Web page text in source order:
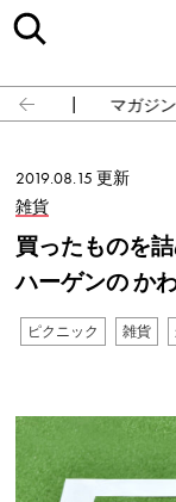
占い マガジン
2019.08.15 更新
雑貨
買ったものを
ハーゲンの か
ピクニック 雑貨